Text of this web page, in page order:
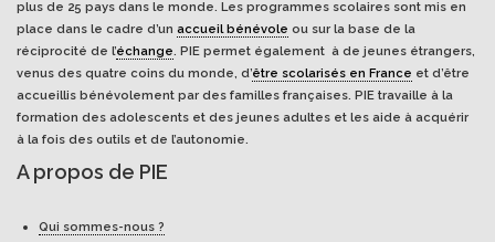
plus de 25 pays dans le monde. Les programmes scolaires sont mis en
place dans le cadre d’un accueil bénévole ou sur la base de la
réciprocité de l’échange. PIE permet également à de jeunes étrangers,
venus des quatre coins du monde, d’être scolarisés en France et d’être
accueillis bénévolement par des familles françaises. PIE travaille à la
formation des adolescents et des jeunes adultes et les aide à acquérir
à la fois des outils et de l’autonomie.
A propos de PIE
Qui sommes-nous ?